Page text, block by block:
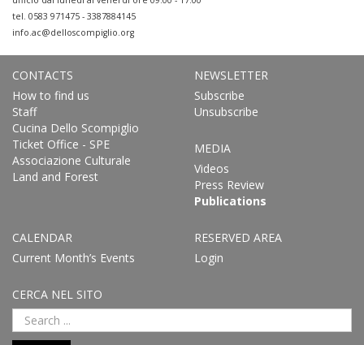
tel. 0583 971475 - 3387884145
info.ac@delloscompiglio.org
CONTACTS
How to find us
Staff
Cucina Dello Scompiglio
Ticket Office - SPE
Associazione Culturale
Land and Forest
NEWSLETTER
Subscribe
Unsubscribe
MEDIA
Videos
Press Review
Publications
CALENDAR
Current Month’s Events
RESERVED AREA
Login
CERCA NEL SITO